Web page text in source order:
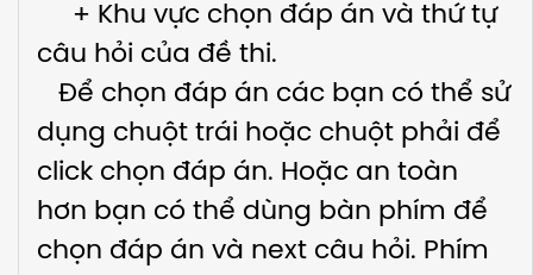
+ Khu vực chọn đáp án và thứ tự
câu hỏi của đề thi.
Để chọn đáp án các bạn có thể sử
dụng chuột trái hoặc chuột phải để
click chọn đáp án. Hoặc an toàn
hơn bạn có thể dùng bàn phím để
chọn đáp án và next câu hỏi. Phím